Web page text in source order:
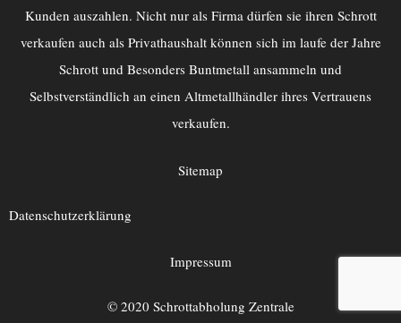
Kunden auszahlen. Nicht nur als Firma dürfen sie ihren Schrott
verkaufen auch als Privathaushalt können sich im laufe der Jahre
Schrott und Besonders Buntmetall ansammeln und
Selbstverständlich an einen Altmetallhändler ihres Vertrauens
verkaufen.
Sitemap
Datenschutzerklärung
Impressum
© 2020 Schrottabholung Zentrale